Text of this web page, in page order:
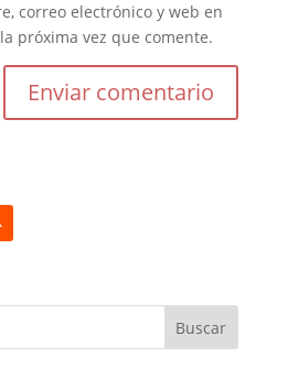
correo electrónico y web en
próxima vez que comente.